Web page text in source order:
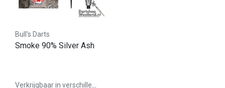
Bull's Darts
Smoke 90% Silver Ash